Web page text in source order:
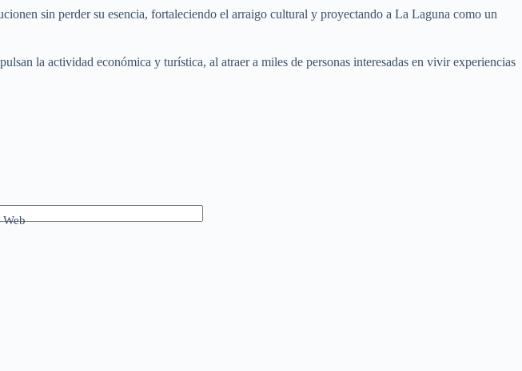
sin perder su esencia, fortaleciendo el arraigo cultural y proyectando a La Laguna como un
la actividad económica y turística, al atraer a miles de personas interesadas en vivir experiencias
Web